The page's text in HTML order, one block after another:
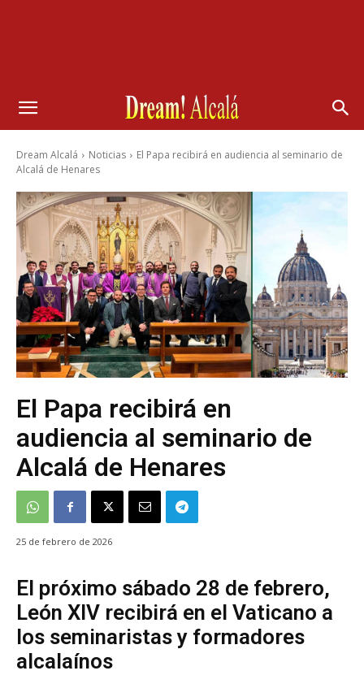
Dream Alcalá Noticias
El Papa recibirá en audiencia al seminario de
Alcalá de Henares
El Papa recibirá en
audiencia al seminario de
Alcalá de Henares
25 de febrero de 2026
El próximo sábado 28 de febrero,
León XIV recibirá en el Vaticano a
los seminaristas y formadores
alcalaínos